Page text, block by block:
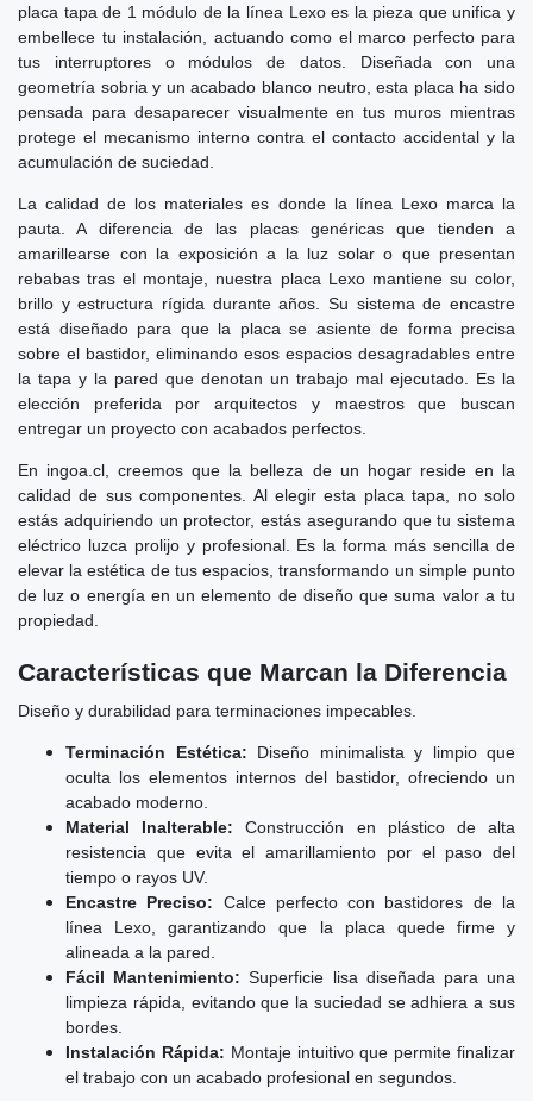
placa tapa de 1 módulo de la línea Lexo es la pieza que unifica y
embellece tu instalación, actuando como el marco perfecto para
tus interruptores o módulos de datos. Diseñada con una
geometría sobria y un acabado blanco neutro, esta placa ha sido
pensada para desaparecer visualmente en tus muros mientras
protege el mecanismo interno contra el contacto accidental y la
acumulación de suciedad.
La calidad de los materiales es donde la línea Lexo marca la
pauta. A diferencia de las placas genéricas que tienden a
amarillearse con la exposición a la luz solar o que presentan
rebabas tras el montaje, nuestra placa Lexo mantiene su color,
brillo y estructura rígida durante años. Su sistema de encastre
está diseñado para que la placa se asiente de forma precisa
sobre el bastidor, eliminando esos espacios desagradables entre
la tapa y la pared que denotan un trabajo mal ejecutado. Es la
elección preferida por arquitectos y maestros que buscan
entregar un proyecto con acabados perfectos.
En ingoa.cl, creemos que la belleza de un hogar reside en la
calidad de sus componentes. Al elegir esta placa tapa, no solo
estás adquiriendo un protector, estás asegurando que tu sistema
eléctrico luzca prolijo y profesional. Es la forma más sencilla de
elevar la estética de tus espacios, transformando un simple punto
de luz o energía en un elemento de diseño que suma valor a tu
propiedad.
Características que Marcan la Diferencia
Diseño y durabilidad para terminaciones impecables.
Terminación Estética: Diseño minimalista y limpio que
oculta los elementos internos del bastidor, ofreciendo un
acabado moderno.
Material Inalterable: Construcción en plástico de alta
resistencia que evita el amarillamiento por el paso del
tiempo o rayos UV.
Encastre Preciso: Calce perfecto con bastidores de la
línea Lexo, garantizando que la placa quede firme y
alineada a la pared.
Fácil Mantenimiento: Superficie lisa diseñada para una
limpieza rápida, evitando que la suciedad se adhiera a sus
bordes.
Instalación Rápida: Montaje intuitivo que permite finalizar
el trabajo con un acabado profesional en segundos.